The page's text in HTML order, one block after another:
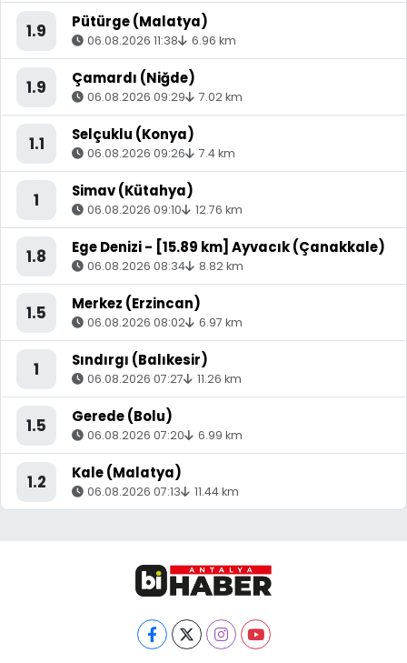
1.9 Pütürge (Malatya)
06.08.2026 11:38 6.96 km
1.9 Çamardı (Niğde)
06.08.2026 09:29 7.02 km
1.1 Selçuklu (Konya)
06.08.2026 09:26 7.4 km
1 Simav (Kütahya)
06.08.2026 09:10 12.76 km
1.8 Ege Denizi - [15.89 km] Ayvacık (Çanakkale)
06.08.2026 08:34 8.82 km
1.5 Merkez (Erzincan)
06.08.2026 08:02 6.97 km
1 Sındırgı (Balıkesir)
06.08.2026 07:27 11.26 km
1.5 Gerede (Bolu)
06.08.2026 07:20 6.99 km
1.2 Kale (Malatya)
06.08.2026 07:13 11.44 km